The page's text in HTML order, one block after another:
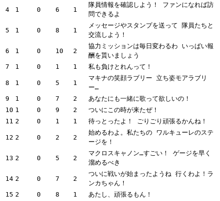
4 1 0 6 1
隊員情報を確認しよう！ ファンになれば訪
問できるよ
5 1 0 8 1
メッセージやスタンプを送って 隊員たちと
交流しよう！
6 1 0 10 2
協力ミッションは毎日変わるわ いっぱい報
酬を貰いましょう
7
1 0 1 1 私も負けとれんって！
8 1 0 5 1
マキナの笑顔ラブリー 立ち姿モアラブリ
ー…
9
1 0 7 2
あなたにも一緒に歌って欲しいの！
10 1 0 9 2
ついにこの時が来たぜ！
11 2 0 1 1 待っとったよ！ ごりごり頑張るかんね！
12 2 0 2 2
始めるわよ。私たちの ワルキューレのステ
ージを！
13 2 0 5 2
マクロスキャノン…すごい！ ゲージを早く
溜めるべき
14 2 0 7 2
ついに戦いが始まったようね 行くわよ！ラ
ンカちゃん！
15 2 0 8 1 あたし、頑張るもん！